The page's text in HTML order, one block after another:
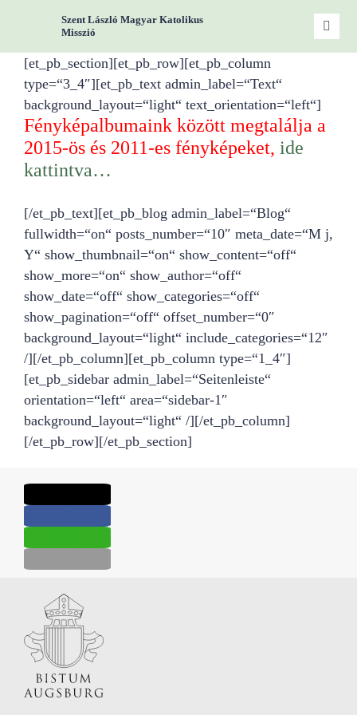
springen
Szent László Magyar Katolikus
Misszió
Toggle
[et_pb_section][et_pb_row][et_pb_column
type=“3_4″][et_pb_text admin_label=“Text“
background_layout=“light“ text_orientation=“left“]
Fényképalbumaink között megtalálja a
2015-ös és 2011-es fényképeket, ide
kattintva…
[/et_pb_text][et_pb_blog admin_label=“Blog“
fullwidth=“on“ posts_number=“10″ meta_date=“M j,
Y“ show_thumbnail=“on“ show_content=“off“
show_more=“on“ show_author=“off“
show_date=“off“ show_categories=“off“
show_pagination=“off“ offset_number=“0″
background_layout=“light“ include_categories=“12″
/][/et_pb_column][et_pb_column type=“1_4″]
[et_pb_sidebar admin_label=“Seitenleiste“
orientation=“left“ area=“sidebar-1″
background_layout=“light“ /][/et_pb_column]
[/et_pb_row][/et_pb_section]